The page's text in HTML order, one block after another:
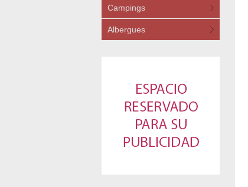
Campings
Albergues